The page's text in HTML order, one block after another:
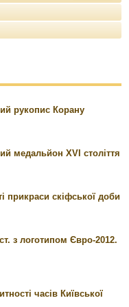
рукопис Корану
медальйон XVI століття
прикраси скіфської доби
з логотипом Євро-2012.
часів Київської